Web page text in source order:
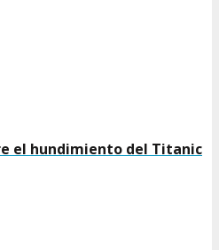
el hundimiento del Titanic